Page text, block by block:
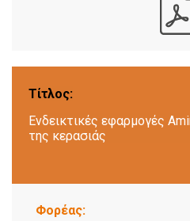
Τίτλος:
Ενδεικτικές εφαρμογές
της κερασιάς
Φορέας: